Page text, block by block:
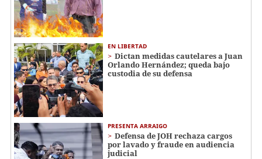
EN LIBERTAD
Dictan medidas cautelares a Juan
Orlando Hernández; queda bajo
custodia de su defensa
PRESENTA ARRAIGO
Defensa de JOH rechaza cargos
por lavado y fraude en audiencia
judicial